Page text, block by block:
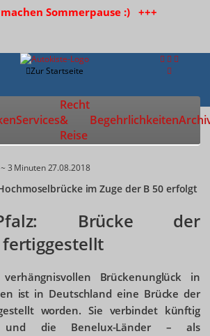
Sommerpause :) +++
Zur Startseite
Services
Recht
&
Reise
Begehrlichkeiten
3 Minuten27.08.2018
im Zuge der B 50 erfolgt
Pfalz: Brücke der
Brückenunglück in
ist in Deutschland eine Brücke der
worden. Sie verbindet künftig
und die Benelux-Länder – als